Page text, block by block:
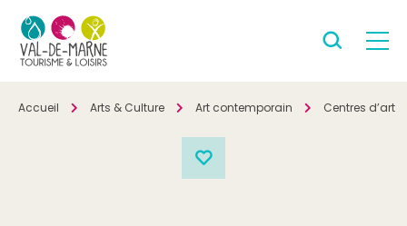
Accueil Arts & Culture Art contemporain Centres d’art